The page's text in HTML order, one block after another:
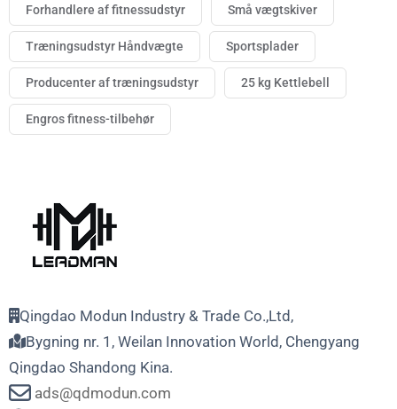
Forhandlere af fitnessudstyr Små vægtskiver
Træningsudstyr Håndvægte Sportsplader
Producenter af træningsudstyr 25 kg Kettlebell
Engros fitness-tilbehør
Qingdao Modun Industry & Trade Co.,Ltd,
Bygning nr. 1, Weilan Innovation World, Chengyang
Qingdao Shandong Kina.
ads@qdmodun.com